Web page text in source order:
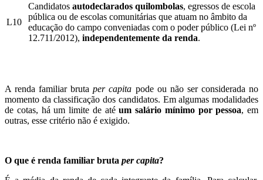
L10
Candidatos autodeclarados quilombolas, egressos de escola
pública ou de escolas comunitárias que atuam no âmbito da
educação do campo conveniadas com o poder público (Lei nº
12.711/2012), independentemente da renda.
A renda familiar brutaper capita pode ou não ser considerada no
momento da classificação dos candidatos. Em algumas modalidades
de cotas, há um limite de atéum salário mínimo por pessoa, em
outras, esse critério não é exigido.
O que é renda familiar bruta per capita?